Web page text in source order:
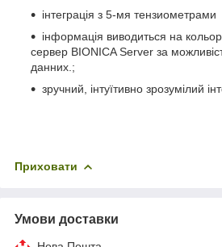
інтеграція з 5-мя тензиометрами
інформація виводиться на
сервер BIONICA Server за
данних.;
зручний, інтуїтивно зрозумілий
Приховати
Умови доставки